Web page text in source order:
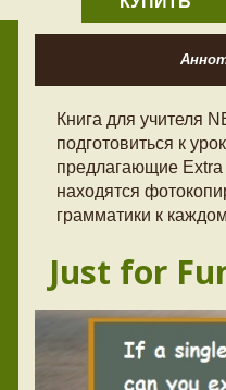
Книга для учителя
подготовиться к
предлагающие Extra
находятся
грамматики к
Just for